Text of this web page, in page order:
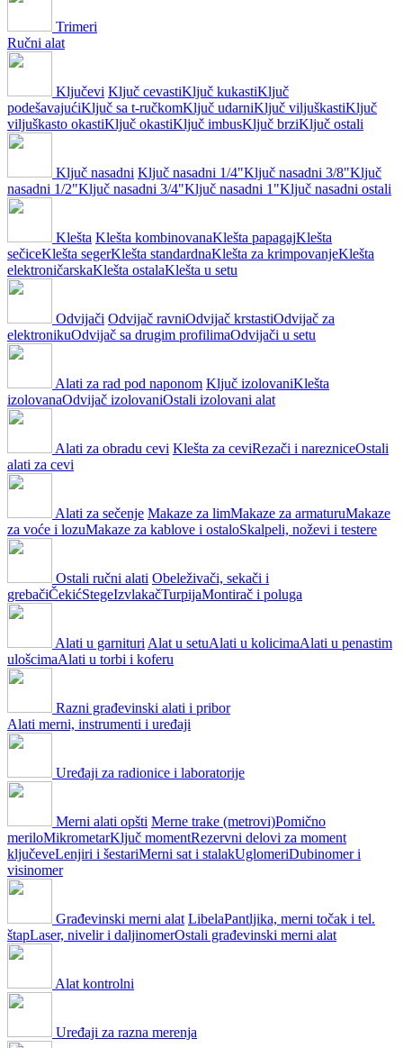
Trimeri
Ručni alat
Ključevi Ključ cevastiKljuč kukastiKljuč
podešavajućiKljuč sa t-ručkomKljuč udarniKljuč viljuškastiKljuč
viljuškasto okastiKljuč okastiKljuč imbusKljuč brziKljuč ostali
Ključ nasadni Ključ nasadni 1/4"Ključ nasadni 3/8"Ključ
nasadni 1/2"Ključ nasadni 3/4"Ključ nasadni 1"Ključ nasadni ostali
Klešta Klešta kombinovanaKlešta papagajKlešta
sečiceKlešta segerKlešta standardnaKlešta za krimpovanjeKlešta
elektroničarskaKlešta ostalaKlešta u setu
Odvijači Odvijač ravniOdvijač krstastiOdvijač za
elektronikuOdvijač sa drugim profilimaOdvijači u setu
Alati za rad pod naponom Ključ izolovaniKlešta
izolovanaOdvijač izolovaniOstali izolovani alat
Alati za obradu cevi Klešta za ceviRezači i narezniceOstali
alati za cevi
Alati za sečenje Makaze za limMakaze za armaturuMakaze
za voće i lozuMakaze za kablove i ostaloSkalpeli, noževi i testere
Ostali ručni alati Obeleživači, sekači i
grebačiČekićStegeIzvlakačTurpijaMontirač i poluga
Alati u garnituri Alat u setuAlati u kolicimaAlati u penastim
ulošcimaAlati u torbi i koferu
Razni građevinski alati i pribor
Alati merni, instrumenti i uređaji
Uređaji za radionice i laboratorije
Merni alati opšti Merne trake (metrovi)Pomično
meriloMikrometarKljuč momentRezervni delovi za moment
ključeveLenjiri i šestariMerni sat i stalakUglomeriDubinomer i
visinomer
Građevinski merni alat LibelaPantljika, merni točak i tel.
štapLaser, nivelir i daljinomerOstali građevinski merni alat
Alat kontrolni
Uređaji za razna merenja